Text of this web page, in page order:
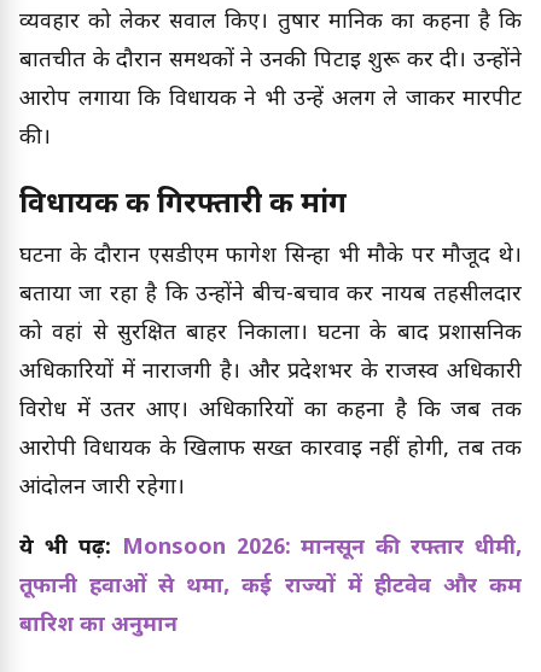
व्यवहार को लेकर सवाल किए। तुषार मानिक का कहना है कि
बातचीत के दौरान समर्थकों ने उनकी पिटाई शुरू कर दी। उन्होंने
आरोप लगाया कि विधायक ने भी उन्हें अलग ले जाकर मारपीट
की।
विधायक की गिरफ्तारी की मांग
घटना के दौरान एसडीएम फागेश सिन्हा भी मौके पर मौजूद थे।
बताया जा रहा है कि उन्होंने बीच-बचाव कर नायब तहसीलदार
को वहां से सुरक्षित बाहर निकाला। घटना के बाद प्रशासनिक
अधिकारियों में नाराजगी है। और प्रदेशभर के राजस्व अधिकारी
विरोध में उतर आए। अधिकारियों का कहना है कि जब तक
आरोपी विधायक के खिलाफ सख्त कार्रवाई नहीं होगी, तब तक
आंदोलन जारी रहेगा।
ये भी पढ़ें: Monsoon 2026: मानसून की रफ्तार धीमी,
तूफानी हवाओं से थमा, कई राज्यों में हीटवेव और कम
बारिश का अनुमान